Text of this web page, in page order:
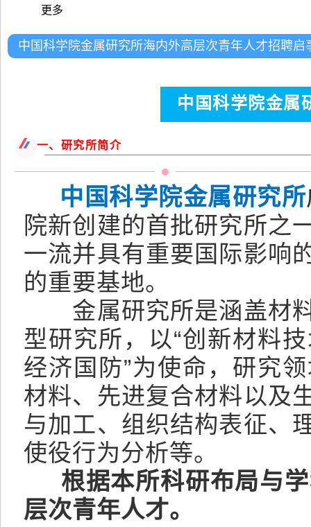
更多
中国科学院金属研究所海内外高层次青年人才招聘启
中国科学院金属
一、研究所简介
中国科学院金属研究所
院新创建的首批研究所之
一流并具有重要国际影响
的重要基地。
金属研究所是涵盖材料
型研究所，以“创新材料
经济国防”为使命，研究
材料、先进复合材料以及
与加工、组织结构表征、
使役行为分析等。
根据本所科研布局与
层次青年人才。